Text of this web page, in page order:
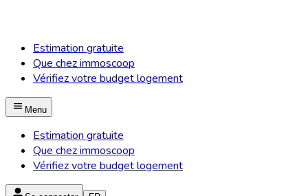
Estimation gratuite
Que chez immoscoop
Vérifiez votre budget logement
Menu
Estimation gratuite
Que chez immoscoop
Vérifiez votre budget logement